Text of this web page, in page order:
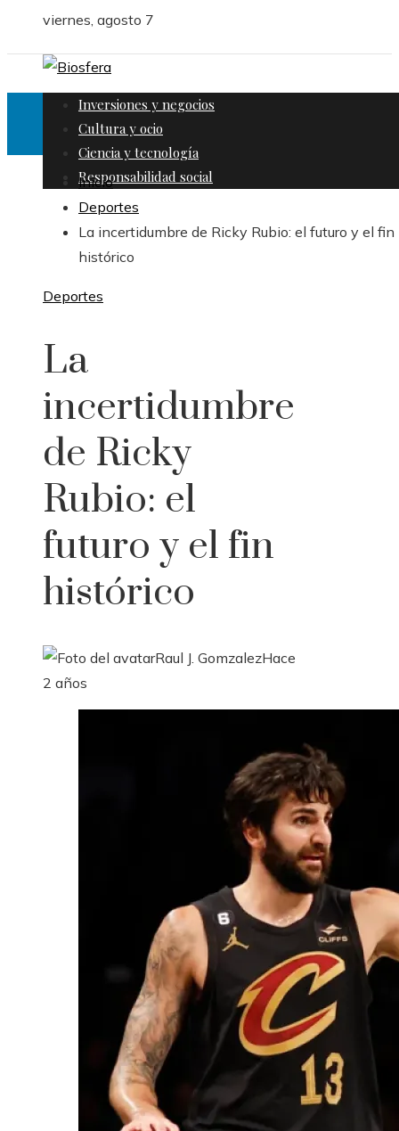
viernes, agosto 7
Inversiones y negocios
Cultura y ocio
Ciencia y tecnología
Responsabilidad social
Inicio
Deportes
La incertidumbre de Ricky Rubio: el futuro y el fin
histórico
Deportes
La
incertidumbre
de Ricky
Rubio: el
futuro y el fin
histórico
Raul J. GomzalezHace
2 años